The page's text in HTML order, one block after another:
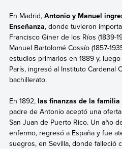
En Madrid, Antonio y Manuel
Enseñanza, donde tuvieron
Francisco Giner de los Ríos (1839-
Manuel Bartolomé Cossío (1857-
estudios primarios en 1889 y,
París, ingresó al Instituto Cardenal
bachillerato.
En 1892, las finanzas de la
padre de Antonio aceptó una
San Juan de Puerto Rico. Un año
enfermo, regresó a España y fue
suegros, en Sevilla, donde falleció